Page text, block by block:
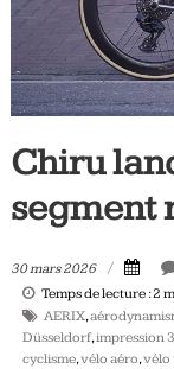
Tous
jours,
votre
vélo
triathlon
Chiru
segment
30 mars 2026
Temps de lecture :2
AERIX,
Düsseldorf,impression
cyclisme,vélo aéro,vélo